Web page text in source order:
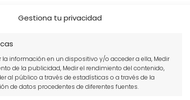
Gestiona tu privacidad
la información en un dispositivo y/o acceder a ella, Medir
de la publicidad, Medir el rendimiento del contenido,
al público a través de estadísticas o a través de la
de datos procedentes de diferentes fuentes.